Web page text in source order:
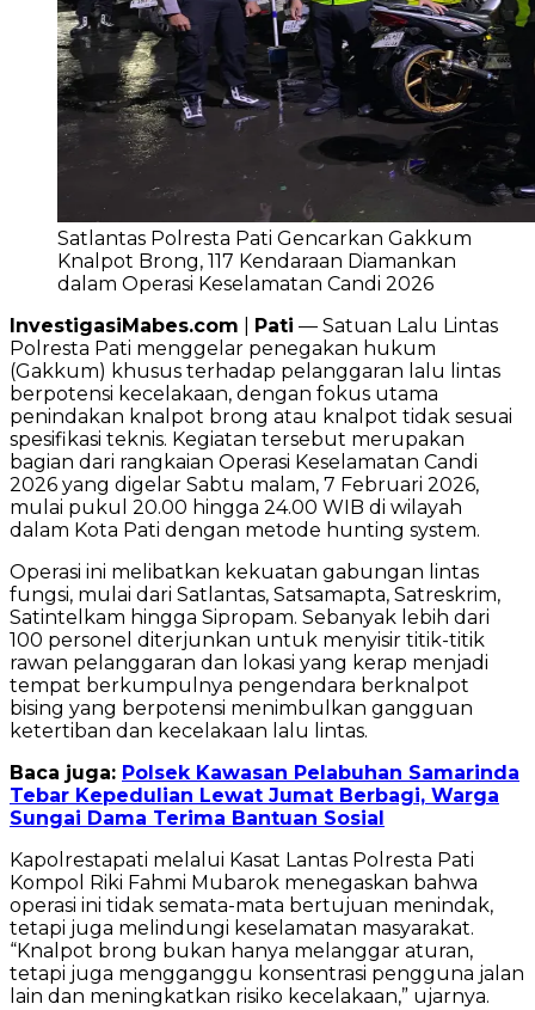
Satlantas Polresta Pati Gencarkan Gakkum
Knalpot Brong, 117 Kendaraan Diamankan
dalam Operasi Keselamatan Candi 2026
InvestigasiMabes.com
Pati — Satuan Lalu Lintas
Polresta Pati menggelar penegakan hukum
(Gakkum) khusus terhadap pelanggaran lalu lintas
berpotensi kecelakaan, dengan fokus utama
penindakan knalpot brong atau knalpot tidak sesuai
spesifikasi teknis. Kegiatan tersebut merupakan
bagian dari rangkaian Operasi Keselamatan Candi
2026 yang digelar Sabtu malam, 7 Februari 2026,
mulai pukul 20.00 hingga 24.00 WIB di wilayah
dalam Kota Pati dengan metode hunting system.
Operasi ini melibatkan kekuatan gabungan lintas
fungsi, mulai dari Satlantas, Satsamapta, Satreskrim,
Satintelkam hingga Sipropam. Sebanyak lebih dari
100 personel diterjunkan untuk menyisir titik-titik
rawan pelanggaran dan lokasi yang kerap menjadi
tempat berkumpulnya pengendara berknalpot
bising yang berpotensi menimbulkan gangguan
ketertiban dan kecelakaan lalu lintas.
Baca juga: Polsek Kawasan Pelabuhan Samarinda
Tebar Kepedulian Lewat Jumat Berbagi, Warga
Sungai Dama Terima Bantuan Sosial
Kapolrestapati melalui Kasat Lantas Polresta Pati
Kompol Riki Fahmi Mubarok menegaskan bahwa
operasi ini tidak semata-mata bertujuan menindak,
tetapi juga melindungi keselamatan masyarakat.
“Knalpot brong bukan hanya melanggar aturan,
tetapi juga mengganggu konsentrasi pengguna jalan
lain dan meningkatkan risiko kecelakaan,” ujarnya.